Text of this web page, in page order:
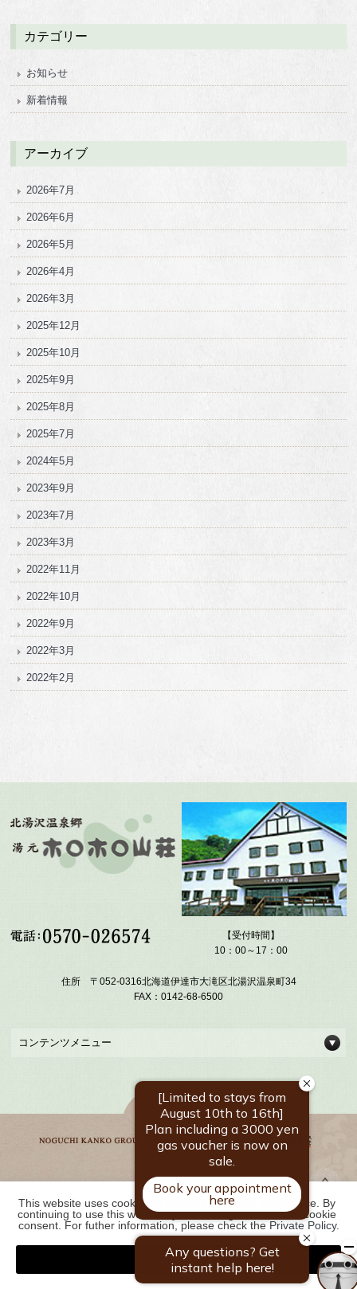
カテゴリー
お知らせ
新着情報
アーカイブ
2026年7月
2026年6月
2026年5月
2026年4月
2026年3月
2025年12月
2025年10月
2025年9月
2025年8月
2025年7月
2024年5月
2023年9月
2023年7月
2023年3月
2022年11月
2022年10月
2022年9月
2022年3月
2022年2月
【受付時間】
10：00～17：00
住所 〒052-0316北海道伊達市大滝区北湯沢温泉町34
FAX：0142-68-6500
コンテンツメニュー
野口観光グループ一覧
2026 北湯沢温泉郷 湯元 ホロホロ山荘｜【公式】北海道の温泉宿
野口観光グループ. ALL RIGHTS RESERVED
This website uses cookies to improve your user experience. By
continuing to use this website, you have agreed with our cookie
consent. For futher information, please check the Private Policy.
Agree